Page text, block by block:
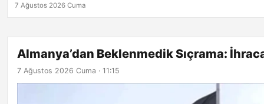
7 Ağustos 2026 Cuma
Almanya’dan Beklenmedik Sıçrama:
7 Ağustos 2026 Cuma · 11:15